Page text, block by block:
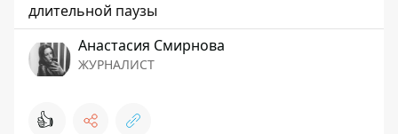
длительной паузы
Анастасия Смирнова
ЖУРНАЛИСТ
👍